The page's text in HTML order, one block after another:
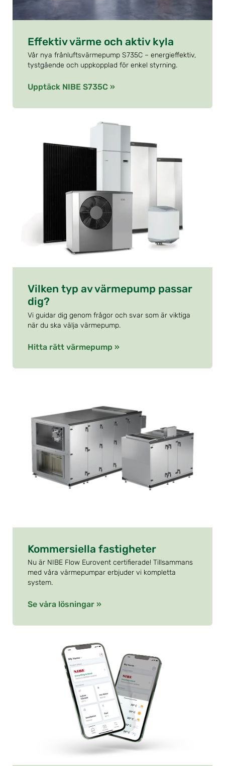
Effektiv värme och aktiv kyla
Vår nya frånluftsvärmepump S735C – energieffektiv,
tystgående och uppkopplad för enkel styrning.
Upptäck NIBE S735C »
Vilken typ av värmepump passar
dig?
Vi guidar dig genom frågor och svar som är viktiga
när du ska välja värmepump.
Hitta rätt värmepump »
Kommersiella fastigheter
Nu är NIBE Flow Eurovent certifierade! Tillsammans
med våra värmepumpar erbjuder vi kompletta
system.
Se våra lösningar »